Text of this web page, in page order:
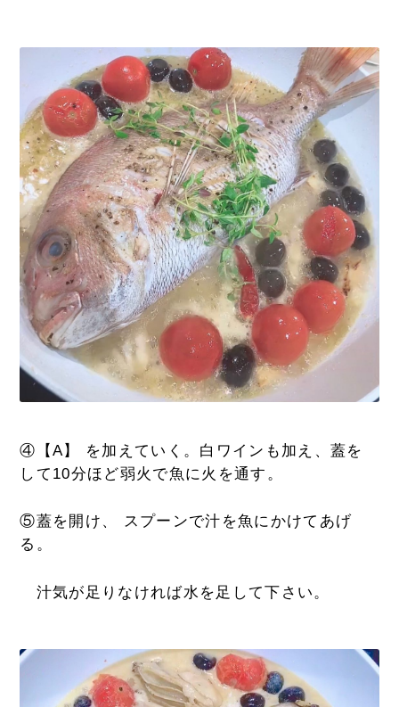
④【A】 を加えていく。白ワインも加え、蓋を
して10分ほど弱火で魚に火を通す。
⑤蓋を開け、 スプーンで汁を魚にかけてあげ
る。
汁気が足りなければ水を足して下さい。